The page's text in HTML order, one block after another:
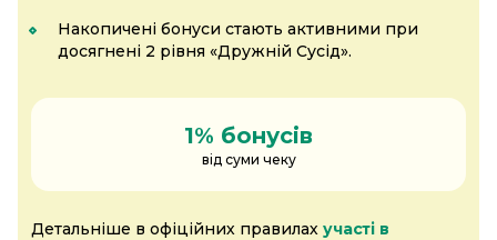
Накопичені бонуси стають активними при
досягнені 2 рівня «Дружній Сусід».
1% бонусів
від суми чеку
Детальніше в офіційних правилах участі в